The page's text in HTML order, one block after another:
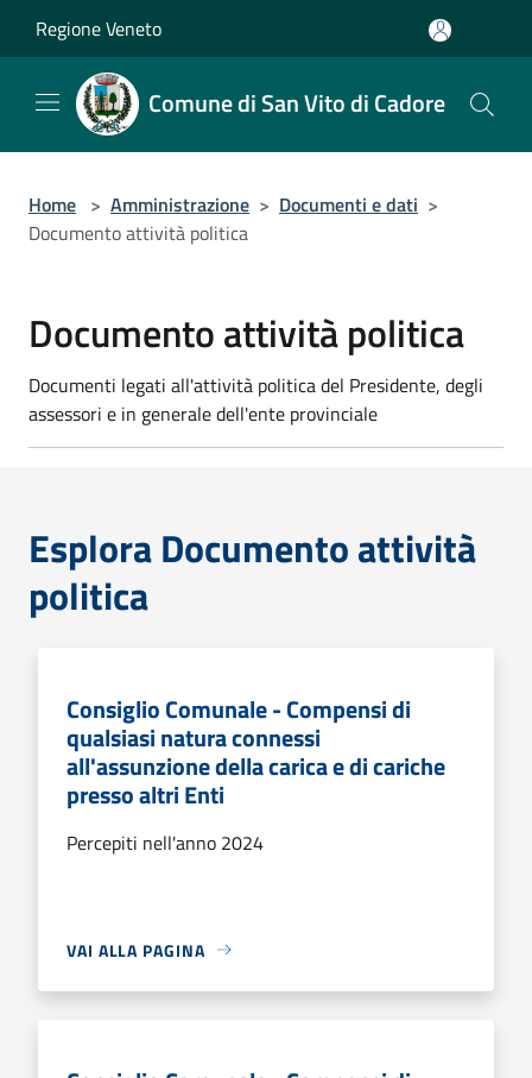
Regione Veneto
Comune di San Vito di Cadore
Home > Amministrazione > Documenti e dati >
Documento attività politica
Documento attività politica
Documenti legati all'attività politica del Presidente, degli
assessori e in generale dell'ente provinciale
Esplora Documento attività
politica
Consiglio Comunale - Compensi di
qualsiasi natura connessi
all'assunzione della carica e di cariche
presso altri Enti
Percepiti nell'anno 2024
VAI ALLA PAGINA